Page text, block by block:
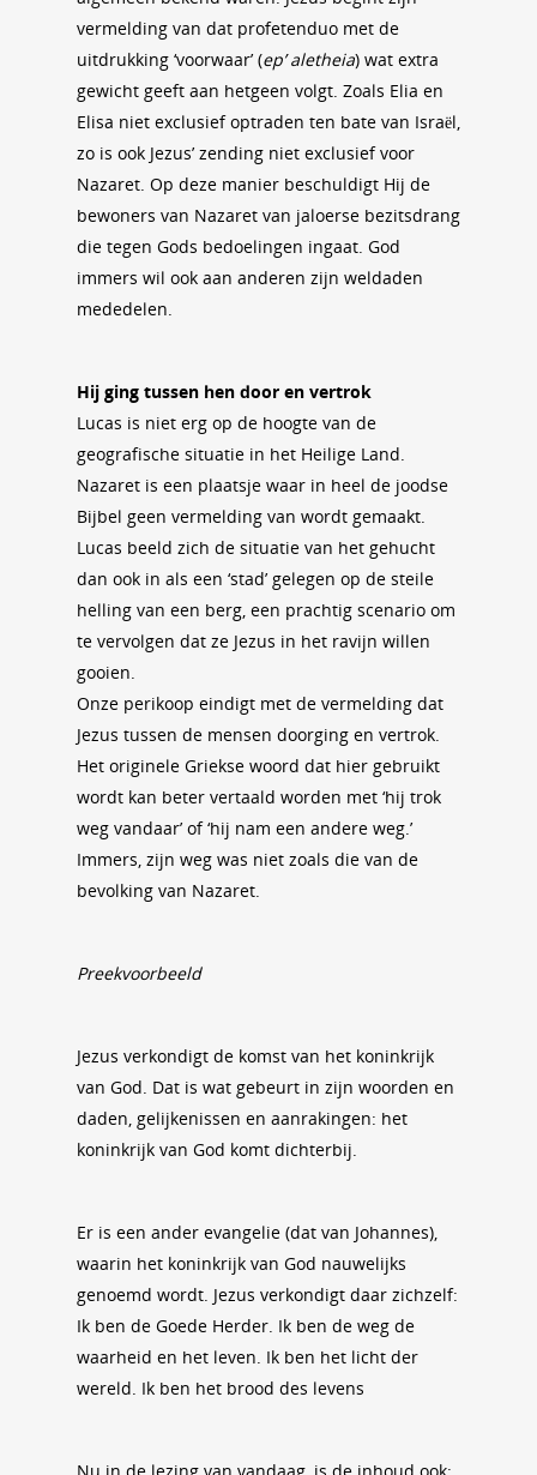
vermelding van dat profetenduo met de
uitdrukking ‘voorwaar’ (ep’ aletheia) wat extra
gewicht geeft aan hetgeen volgt. Zoals Elia en
Elisa niet exclusief optraden ten bate van Israël,
zo is ook Jezus’ zending niet exclusief voor
Nazaret. Op deze manier beschuldigt Hij de
bewoners van Nazaret van jaloerse bezitsdrang
die tegen Gods bedoelingen ingaat. God
immers wil ook aan anderen zijn weldaden
mededelen.
Hij ging tussen hen door en vertrok
Lucas is niet erg op de hoogte van de
geografische situatie in het Heilige Land.
Nazaret is een plaatsje waar in heel de joodse
Bijbel geen vermelding van wordt gemaakt.
Lucas beeld zich de situatie van het gehucht
dan ook in als een ‘stad’ gelegen op de steile
helling van een berg, een prachtig scenario om
te vervolgen dat ze Jezus in het ravijn willen
gooien.
Onze perikoop eindigt met de vermelding dat
Jezus tussen de mensen doorging en vertrok.
Het originele Griekse woord dat hier gebruikt
wordt kan beter vertaald worden met ‘hij trok
weg vandaar’ of ‘hij nam een andere weg.’
Immers, zijn weg was niet zoals die van de
bevolking van Nazaret.
Preekvoorbeeld
Jezus verkondigt de komst van het koninkrijk
van God. Dat is wat gebeurt in zijn woorden en
daden, gelijkenissen en aanrakingen: het
koninkrijk van God komt dichterbij.
Er is een ander evangelie (dat van Johannes),
waarin het koninkrijk van God nauwelijks
genoemd wordt. Jezus verkondigt daar zichzelf:
Ik ben de Goede Herder. Ik ben de weg de
waarheid en het leven. Ik ben het licht der
wereld. Ik ben het brood des levens